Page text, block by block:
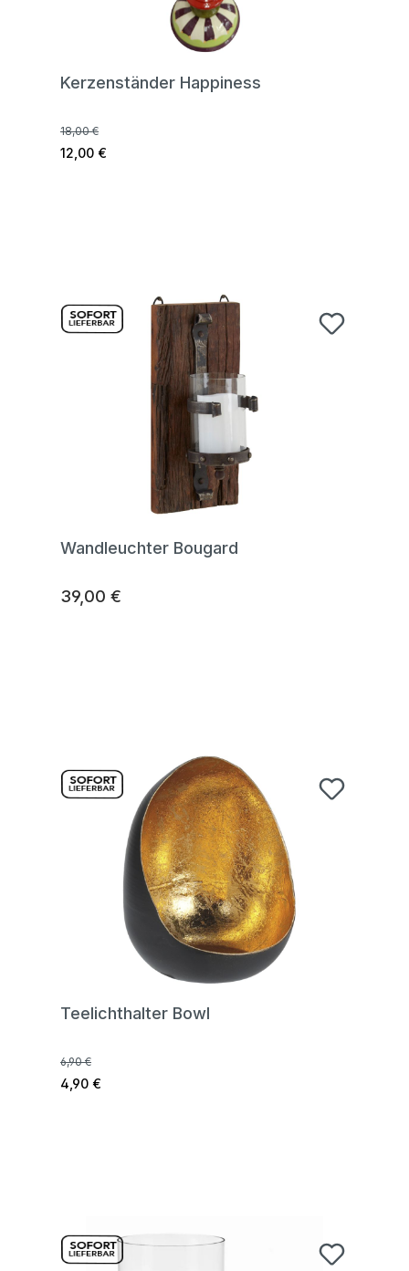
Kerzenständer Happiness
18,00 €
12,00 €
Wandleuchter Bougard
39,00 €
Teelichthalter Bowl
6,90 €
4,90 €